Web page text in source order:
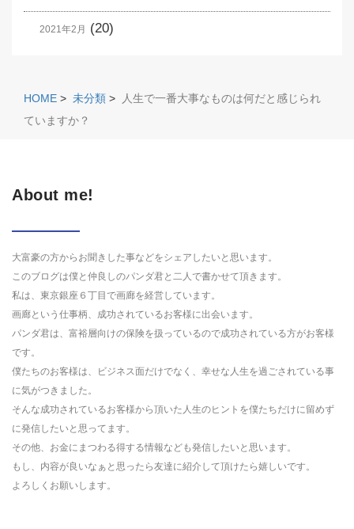
2021年2月 (20)
HOME > 未分類 >
人生で一番大事なものは何だと感じられ
ていますか？
About me!
大富豪の方からお聞きした事などをシェアしたいと思います。
このブログは僕と仲良しのパンダ君と二人で書かせて頂きます。
私は、東京銀座６丁目で画廊を経営しています。
画廊という仕事柄、成功されているお客様に出会います。
パンダ君は、富裕層向けの保険を扱っているので成功されている方がお客様
です。
僕たちのお客様は、ビジネス面だけでなく、幸せな人生を過ごされている事
に気がつきました。
そんな成功されているお客様から頂いた人生のヒントを僕たちだけに留めず
に発信したいと思ってます。
その他、お金にまつわる得する情報なども発信したいと思います。
もし、内容が良いなぁと思ったら友達に紹介して頂けたら嬉しいです。
よろしくお願いします。